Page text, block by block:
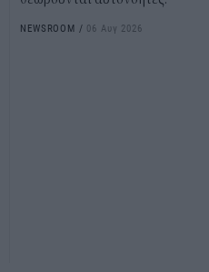
NEWSROOM / 06 Αυγ 2026